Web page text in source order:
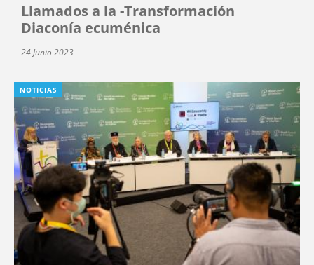
Llamados a la -Transformación
Diaconía ecuménica
24 Junio 2023
NOTICIAS